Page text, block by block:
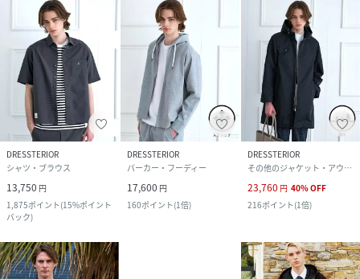
DRESSTERIOR
シャツ・ブラウス
13,750 円
1,875ポイント(15%ポイント
バック)
DRESSTERIOR
パーカー・フーディー
17,600 円
160ポイント(1倍)
DRESSTERIOR
その他のジャケット・アウター
23,760 円 40%OFF
216ポイント(1倍)